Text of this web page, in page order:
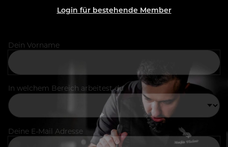
Login für bestehende Member
Dein Vorname
In welchem Bereich arbeitest du
Deine E-Mail Adresse